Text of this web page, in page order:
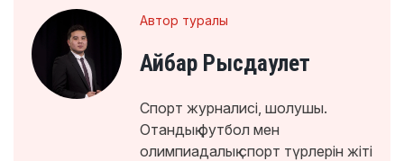
Автор туралы
Айбар Рысдаулет
Спорт журналисі, шолушы.
Отандық футбол мен
олимпиадалық спорт түрлерін жіті